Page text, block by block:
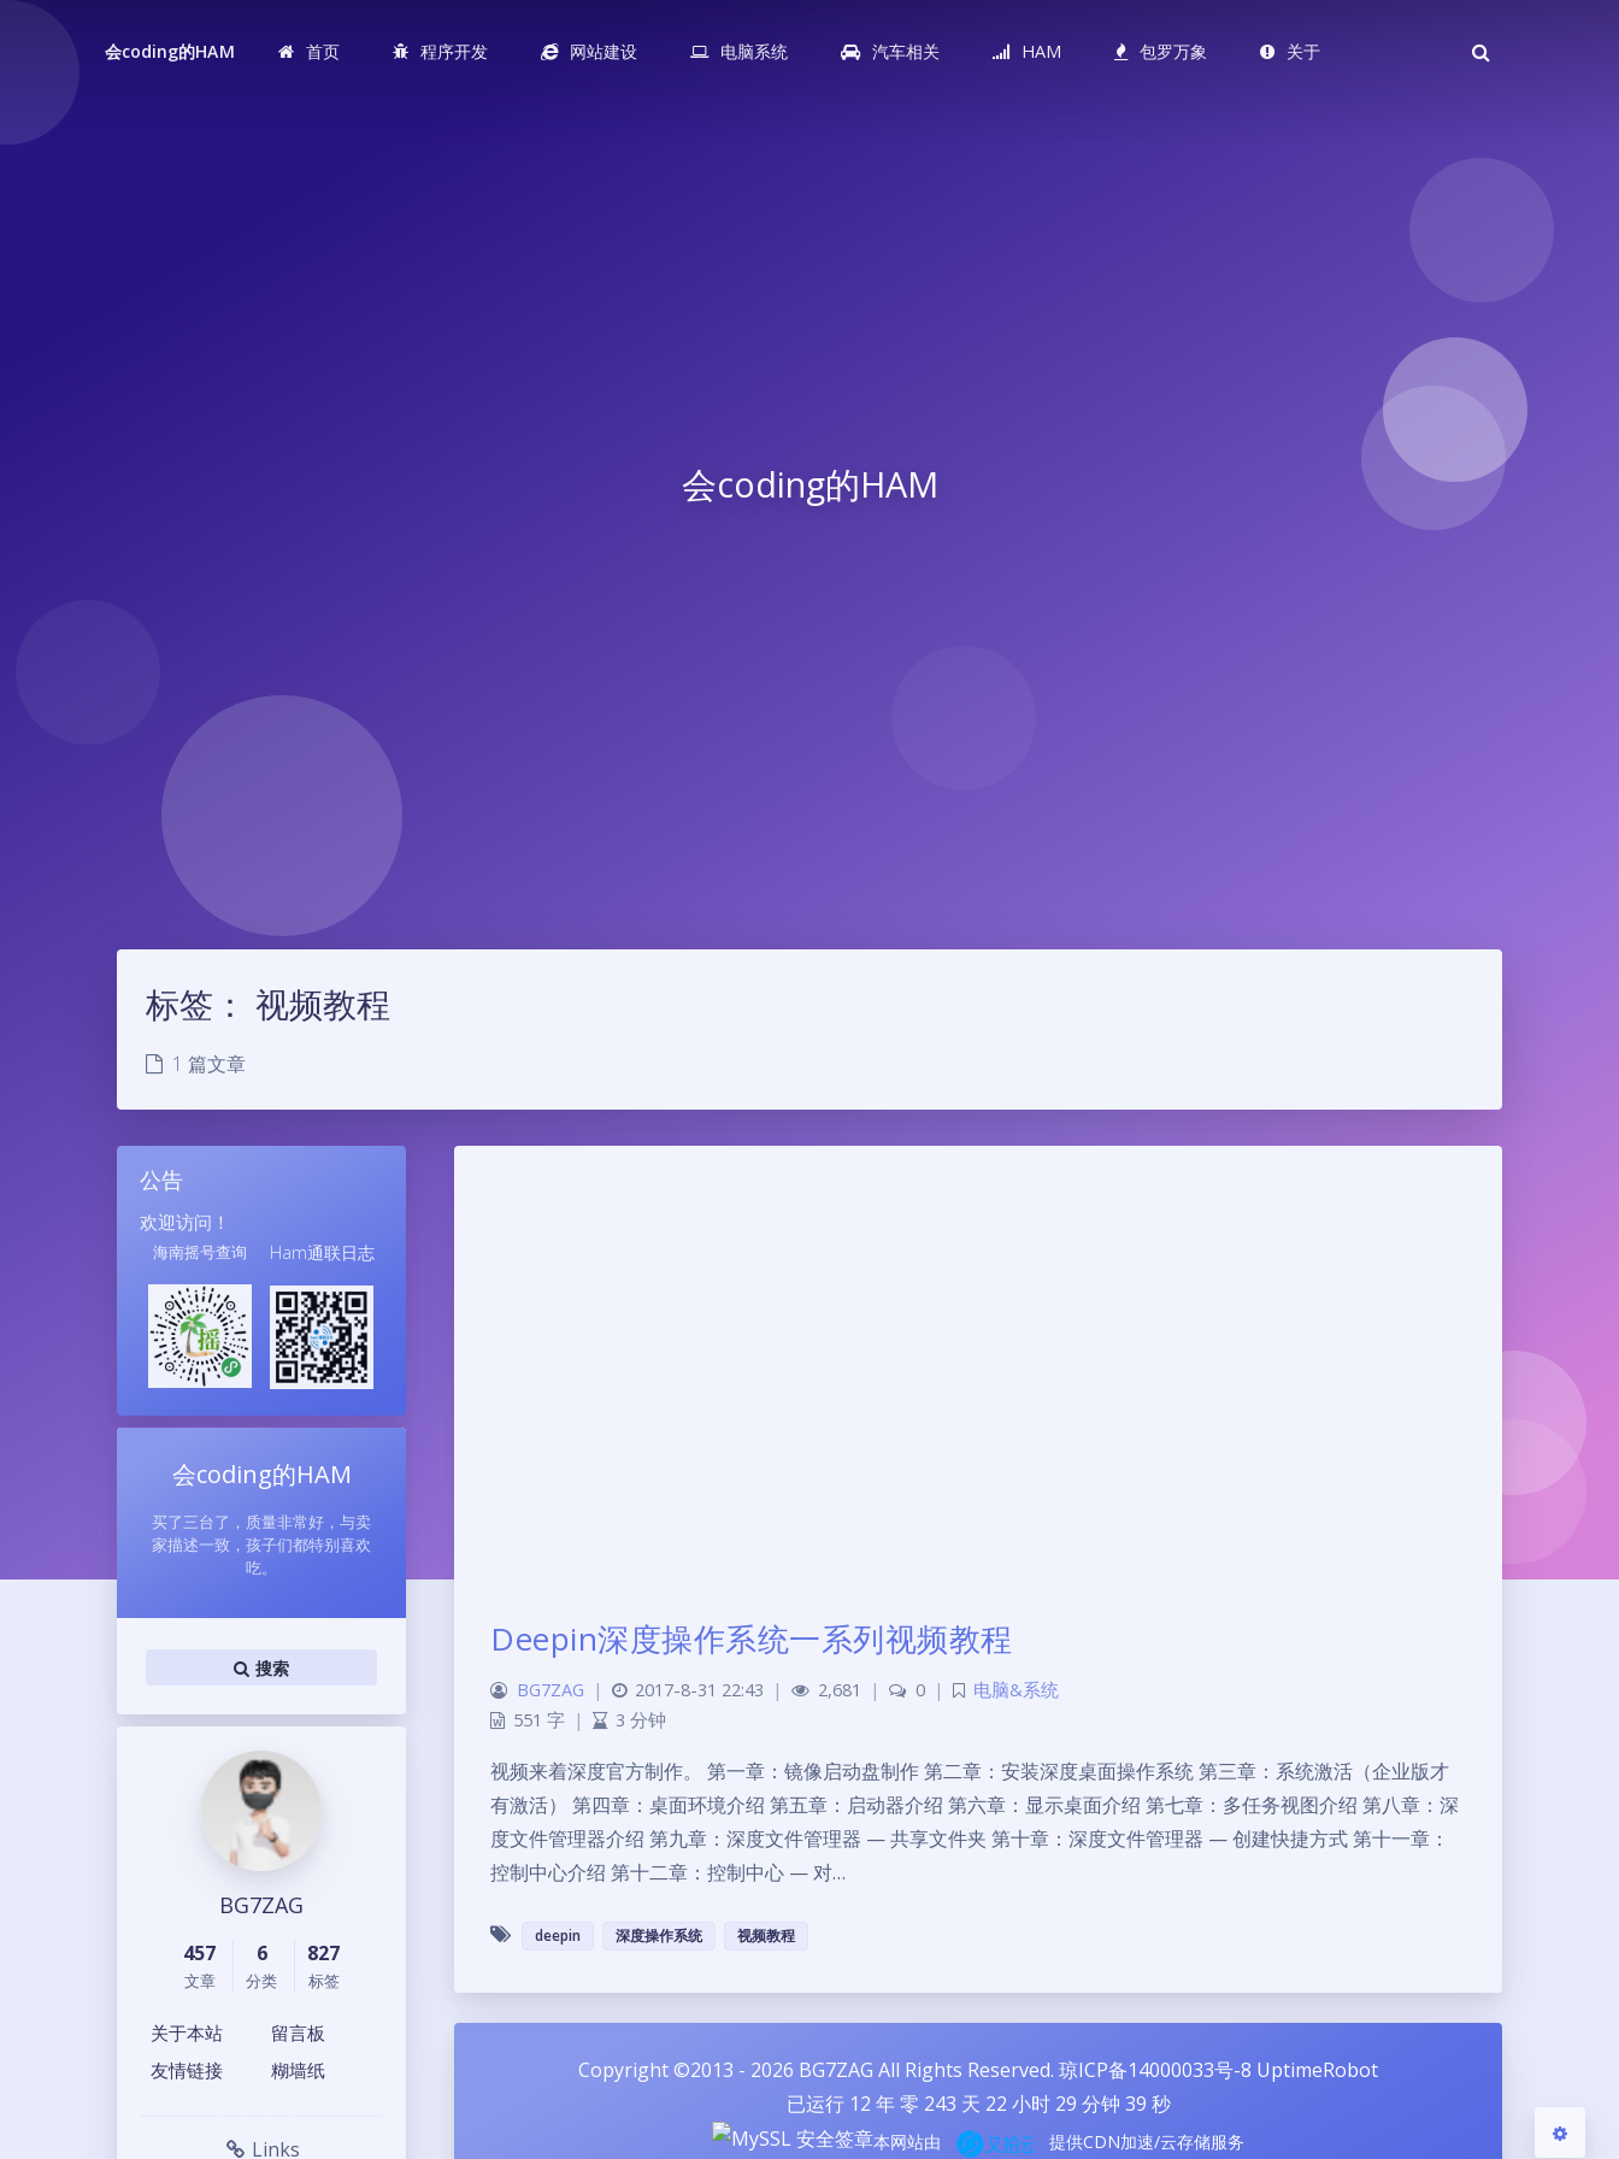
会coding的HAM 首页 程序开发 网站建设 电脑系统 汽车相关 HAM 包罗万象 关于
会coding的HAM
夜间模式
Sans Serif
标签： 视频教程
1 篇文章
公告
欢迎访问！
海南摇号查询 Ham通联日志
会coding的HAM
买了三台了，质量非常好，与卖
家描述一致，孩子们都特别喜欢
吃。
搜索
BG7ZAG
457
文章
6
分类
827
标签
关于本站
留言板
友情链接
糊墙纸
Links
Deepin深度操作系统一系列视频教程
BG7ZAG | 2017-8-31 22:43 | 2,681 | 0 |
电脑&系统
551 字 | 3 分钟
视频来着深度官方制作。 第一章：镜像启动盘制作 第二章：安装深度桌面操作系统 第三章：系统激活（企业版才
有激活） 第四章：桌面环境介绍 第五章：启动器介绍 第六章：显示桌面介绍 第七章：多任务视图介绍 第八章：深
度文件管理器介绍 第九章：深度文件管理器 — 共享文件夹 第十章：深度文件管理器 — 创建快捷方式 第十一章：
控制中心介绍 第十二章：控制中心 — 对…
deepin 深度操作系统 视频教程
Copyright ©2013 - 2026 BG7ZAG All Rights Reserved. 琼ICP备14000033号-8 UptimeRobot
已运行 12 年 零 243 天 22 小时 29 分钟 40 秒
本网站由 提供CDN加速/云存储服务